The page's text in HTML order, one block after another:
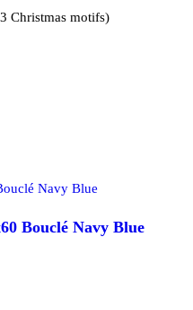
Christmas motifs)
Bouclé Navy Blue